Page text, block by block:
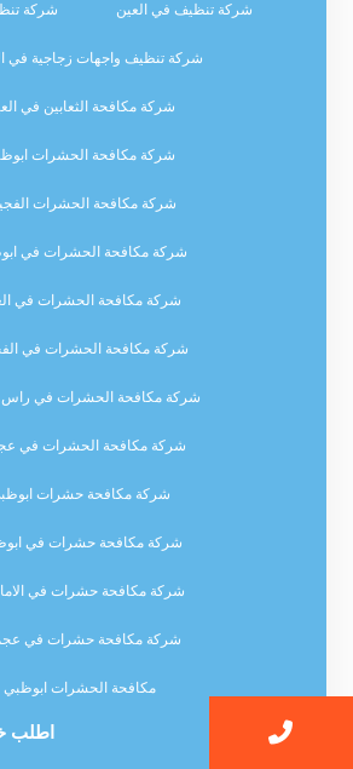
شركة تنظيف في العين شركة
شركة تنظيف واجهات زجاجية في
شركة مكافحة الثعابين في
شركة مكافحة الحشرات
شركة مكافحة الحشرات
شركة مكافحة الحشرات في
شركة مكافحة الحشرات في
شركة مكافحة الحشرات في
شركة مكافحة الحشرات في راس
شركة مكافحة الحشرات في
شركة مكافحة حشرات
شركة مكافحة حشرات في
شركة مكافحة حشرات في
شركة مكافحة حشرات في
مكافحة الحشرات ابوظبي
مكافحة الحشرات الفجيرة
اطلب